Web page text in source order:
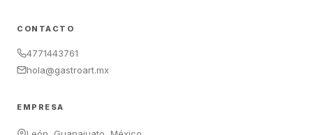
CONTACTO
4771443761
hola@gastroart.mx
EMPRESA